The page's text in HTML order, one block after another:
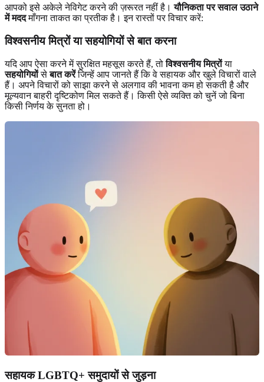
आपको इसे अकेले नेविगेट करने की ज़रूरत नहीं है।यौनिकता पर सवाल उठाने
में मददमाँगना ताकत का प्रतीक है। इन रास्तों पर विचार करें:
विश्वसनीय मित्रों या सहयोगियों से बात करना
यदि आप ऐसा करने में सुरक्षित महसूस करते हैं, तोविश्वसनीय मित्रोंया
सहयोगियोंसेबात करेंजिन्हें आप जानते हैं कि वे सहायक और खुले विचारों वाले
हैं। अपने विचारों को साझा करने से अलगाव की भावना कम हो सकती है और
मूल्यवान बाहरी दृष्टिकोण मिल सकते हैं। किसी ऐसे व्यक्ति को चुनें जो बिना
किसी निर्णय के सुनता हो।
सहायक LGBTQ+ समुदायों से जुड़ना